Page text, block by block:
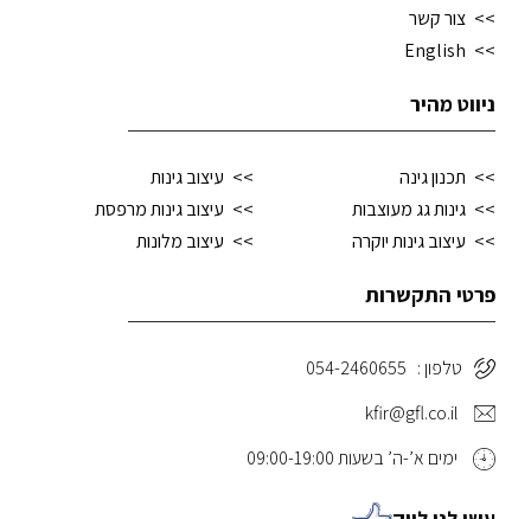
צור קשר
English
ניווט מהיר
תכנון גינה
עיצוב גינות
גינות גג מעוצבות
עיצוב גינות מרפסת
עיצוב גינות יוקרה
עיצוב מלונות
פרטי התקשרות
טלפון : 054-2460655
ימים א’-ה’ בשעות 09:00-19:00